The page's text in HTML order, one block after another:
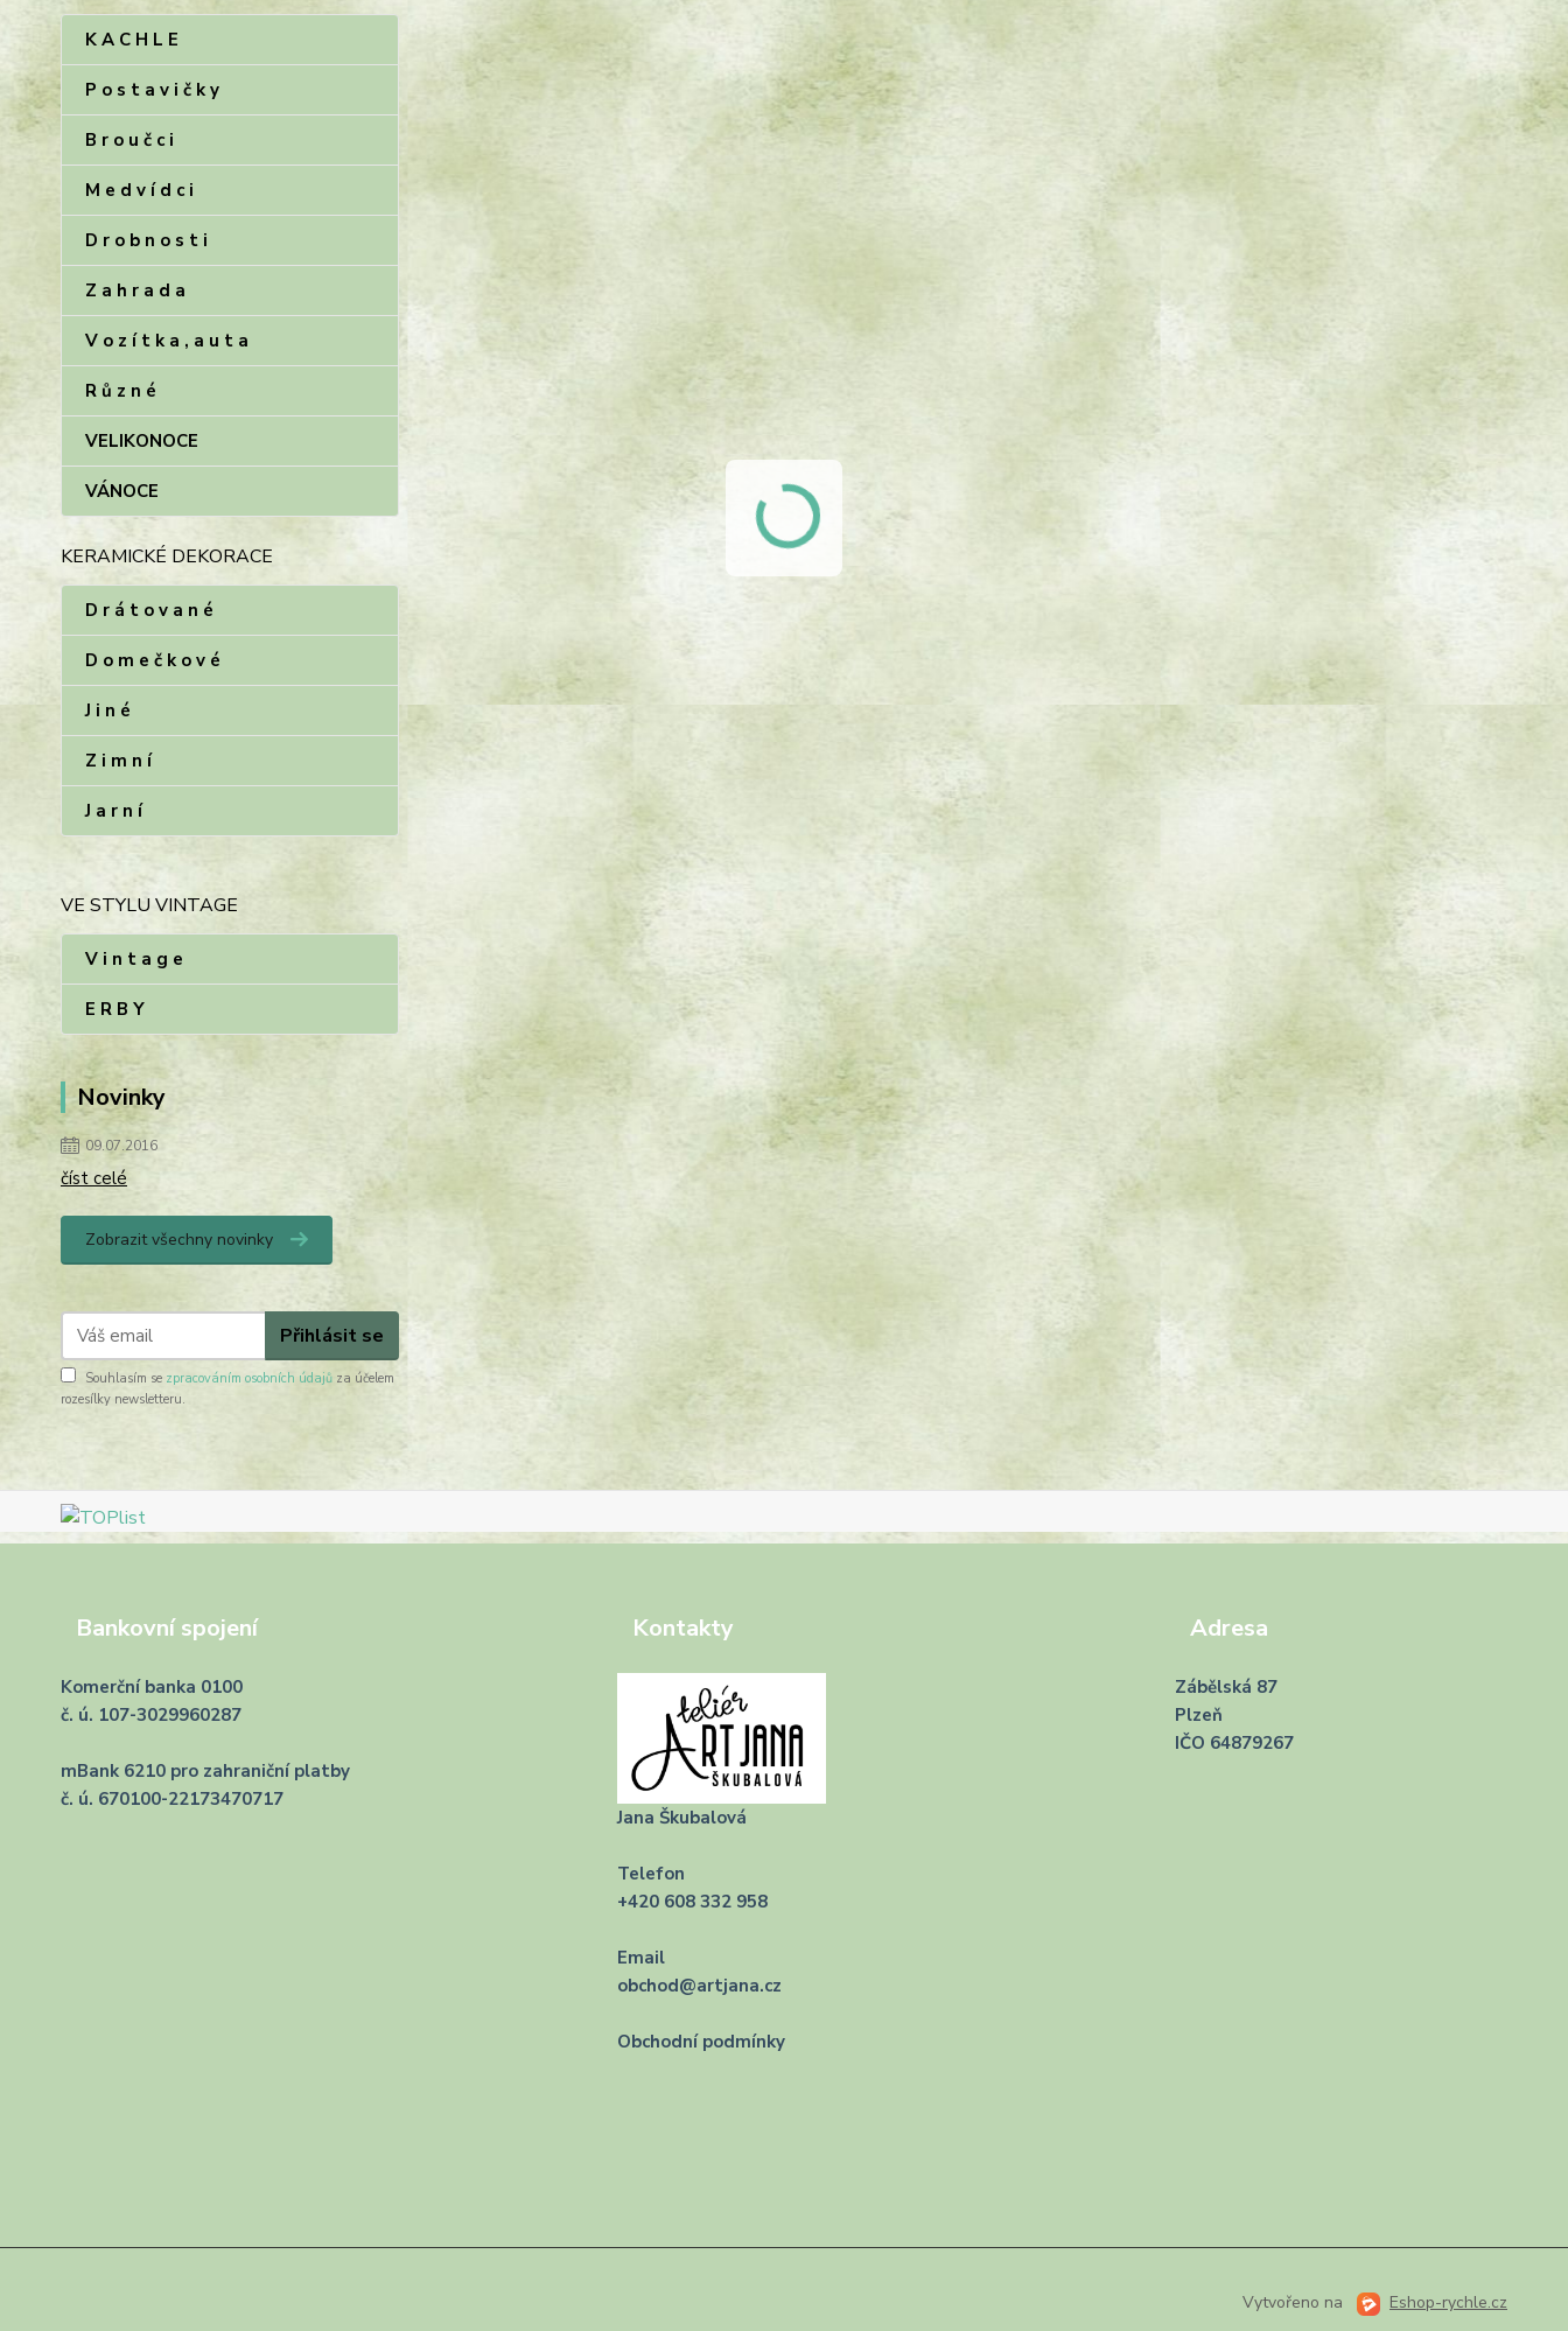
K A C H L E
P o s t a v i č k y
B r o u č c i
M e d v í d c i
D r o b n o s t i
Z a h r a d a
V o z í t k a , a u t a
R ů z n é
VELIKONOCE
VÁNOCE
KERAMICKÉ DEKORACE
D r á t o v a n é
D o m e č k o v é
J i n é
Z i m n í
J a r n í
VE STYLU VINTAGE
V i n t a g e
E R B Y
Novinky
09.07.2016
číst celé
Zobrazit všechny novinky
Přihlásit se
Souhlasím se zpracováním osobních údajů za účelem
rozesílky newsletteru.
Bankovní spojení
Komerční banka 0100
č. ú. 107-3029960287
mBank 6210 pro zahraniční platby
č. ú. 670100-22173470717
Kontakty
Jana Škubalová
Telefon
+420 608 332 958
Email
obchod@artjana.cz
Obchodní podmínky
Adresa
Zábělská 87
Plzeň
IČO 64879267
Vytvořeno na Eshop-rychle.cz